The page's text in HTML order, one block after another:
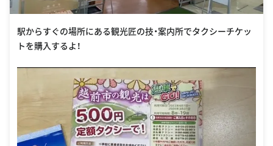
駅からすぐの場所にある観光匠の技・案内所でタクシーチケッ
トを購入するよ！